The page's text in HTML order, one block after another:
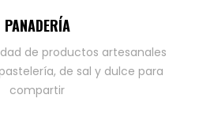
PANADERÍA
de productos artesanales
de sal y dulce para
compartir